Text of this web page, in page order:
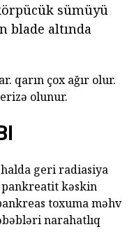
sümüyü
blade altında
qarın çox ağır olur.
olunur.
geri radiasiya
pankreatit kəskin
toxuma məhv
narahatlıq